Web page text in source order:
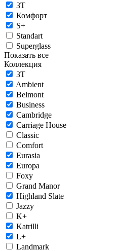
3T
Комфорт
S+
Standart
Superglass
Показать все
Коллекция
3T
Ambient
Belmont
Business
Cambridge
Carriage House
Classic
Comfort
Eurasia
Europa
Foxy
Grand Manor
Highland Slate
Jazzy
K+
Katrilli
L+
Landmark